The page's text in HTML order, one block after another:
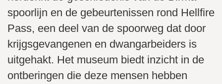
spoorlijn en de gebeurtenissen rond Hellfire
Pass, een deel van de spoorweg dat door
krijgsgevangenen en dwangarbeiders is
uitgehakt. Het museum biedt inzicht in de
ontberingen die deze mensen hebben